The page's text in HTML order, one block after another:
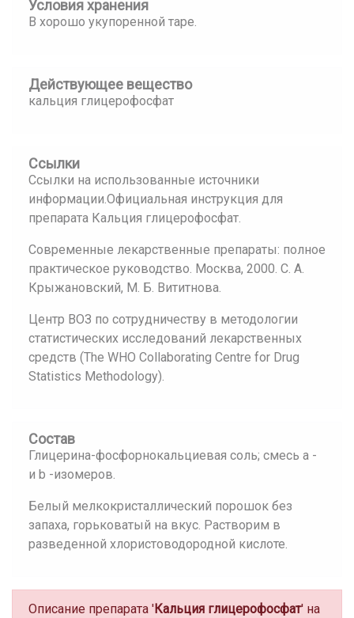
Условия хранения
В хорошо укупоренной таре.
Действующее вещество
кальция глицерофосфат
Ссылки
Ссылки на использованные источники
информации.Официальная инструкция для
препарата Кальция глицерофосфат.
Современные лекарственные препараты: полное
практическое руководство. Москва, 2000. С. А.
Крыжановский, М. Б. Вититнова.
Центр ВОЗ по сотрудничеству в методологии
статистических исследований лекарственных
средств (The WHO Collaborating Centre for Drug
Statistics Methodology).
Состав
Глицерина-фосфорнокальциевая соль; смесь a -
и b -изомеров.
Белый мелкокристаллический порошок без
запаха, горьковатый на вкус. Растворим в
разведенной хлористоводородной кислоте.
Описание препарата 'Кальция глицерофосфат' на